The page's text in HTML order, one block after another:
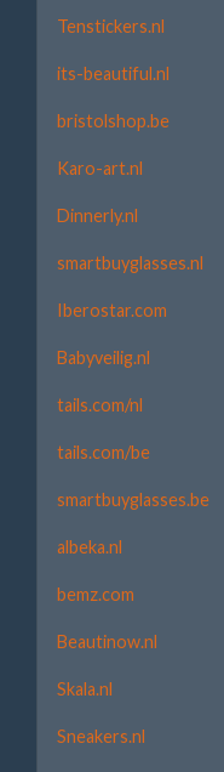
Tenstickers.nl
its-beautiful.nl
bristolshop.be
Karo-art.nl
Dinnerly.nl
smartbuyglasses.nl
Iberostar.com
Babyveilig.nl
tails.com/nl
tails.com/be
smartbuyglasses.be
albeka.nl
bemz.com
Beautinow.nl
Skala.nl
Sneakers.nl